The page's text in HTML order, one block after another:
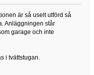
är så uselt utförd så
Anläggningen står
garage och inte
i tvättstugan.